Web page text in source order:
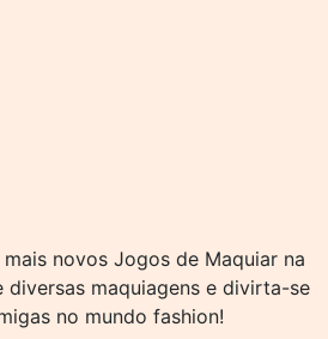
novos Jogos de Maquiar na
diversas maquiagens e divirta-se
no mundo fashion!